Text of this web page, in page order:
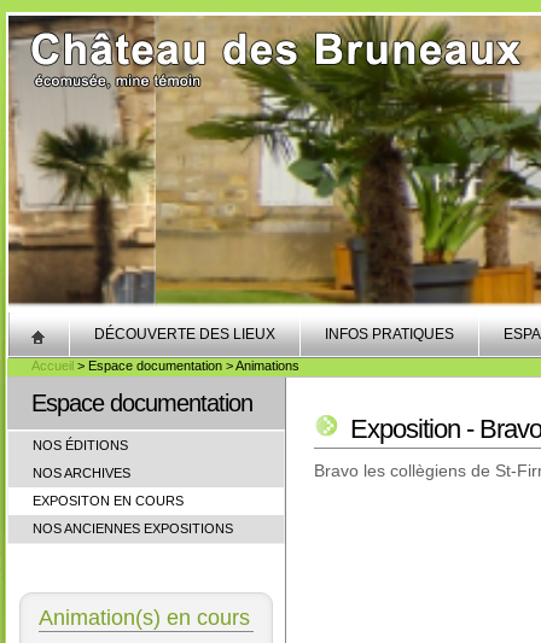
DÉCOUVERTE DES LIEUX INFOS PRATIQUES
Accueil > Espace documentation > Animations
Espace documentation
NOS ÉDITIONS
NOS ARCHIVES
EXPOSITON EN COURS
NOS ANCIENNES EXPOSITIONS
Animation(s) en cours
Exposition -
Bravo les collègiens de St-